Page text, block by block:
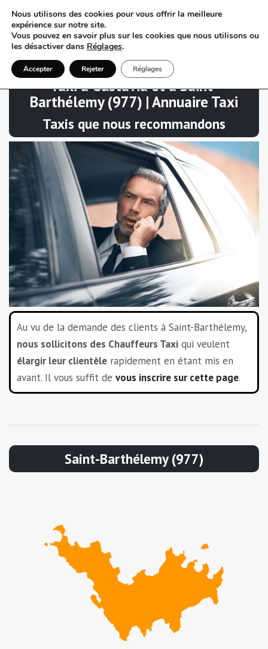
Taxi à Gustavia et à Saint-
Barthélemy (977) | Annuaire Taxi
Taxis que nous recommandons
Au vu de la demande des clients à Saint-Barthélemy,
nous sollicitons des Chauffeurs Taxi qui veulent
élargir leur clientèle rapidement en étant mis en
avant. Il vous suffit de vous inscrire sur cette page.
Saint-Barthélemy (977)
Nous utilisons des cookies pour vous offrir la meilleure
expérience sur notre site.
Vous pouvez en savoir plus sur les cookies que nous utilisons ou
les désactiver dans Réglages.
Accepter Rejeter Réglages